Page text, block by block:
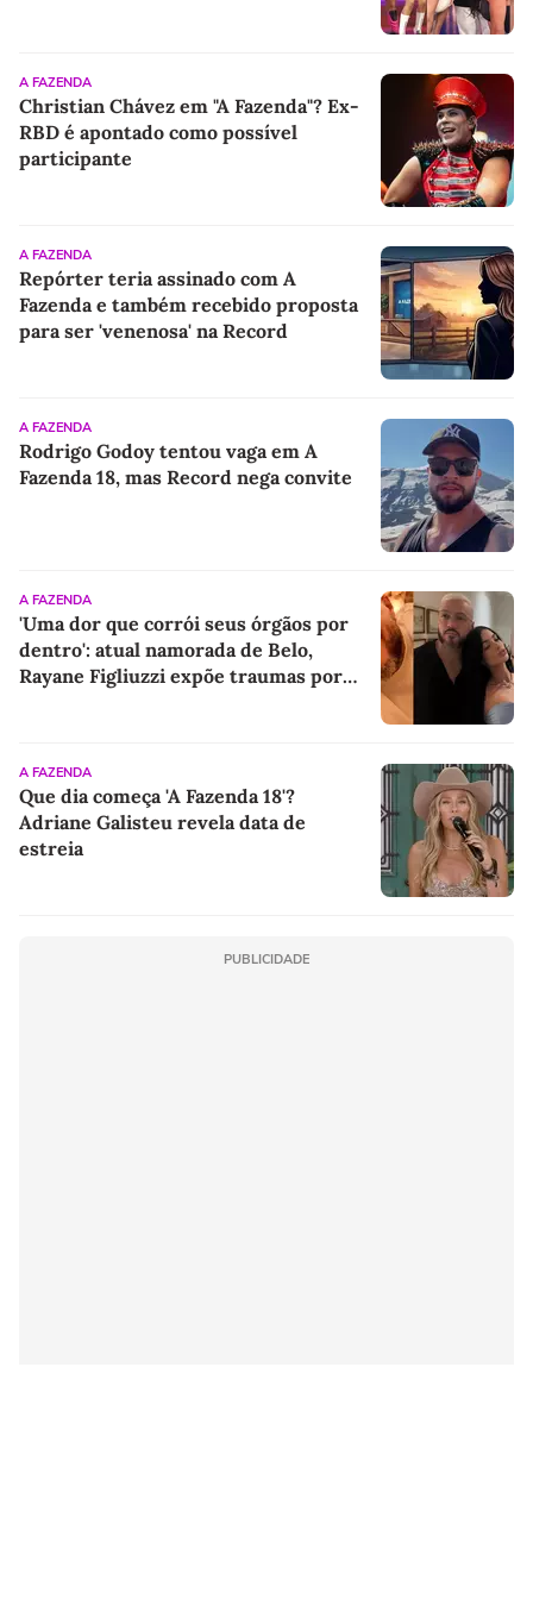
A FAZENDA
Christian Chávez em "A Fazenda"? Ex-
RBD é apontado como possível
participante
A FAZENDA
Repórter teria assinado com A
Fazenda e também recebido proposta
para ser 'venenosa' na Record
A FAZENDA
Rodrigo Godoy tentou vaga em A
Fazenda 18, mas Record nega convite
A FAZENDA
'Uma dor que corrói seus órgãos por
dentro': atual namorada de Belo,
Rayane Figliuzzi expõe traumas por
A FAZENDA
Que dia começa 'A Fazenda 18'?
Adriane Galisteu revela data de
estreia
PUBLICIDADE